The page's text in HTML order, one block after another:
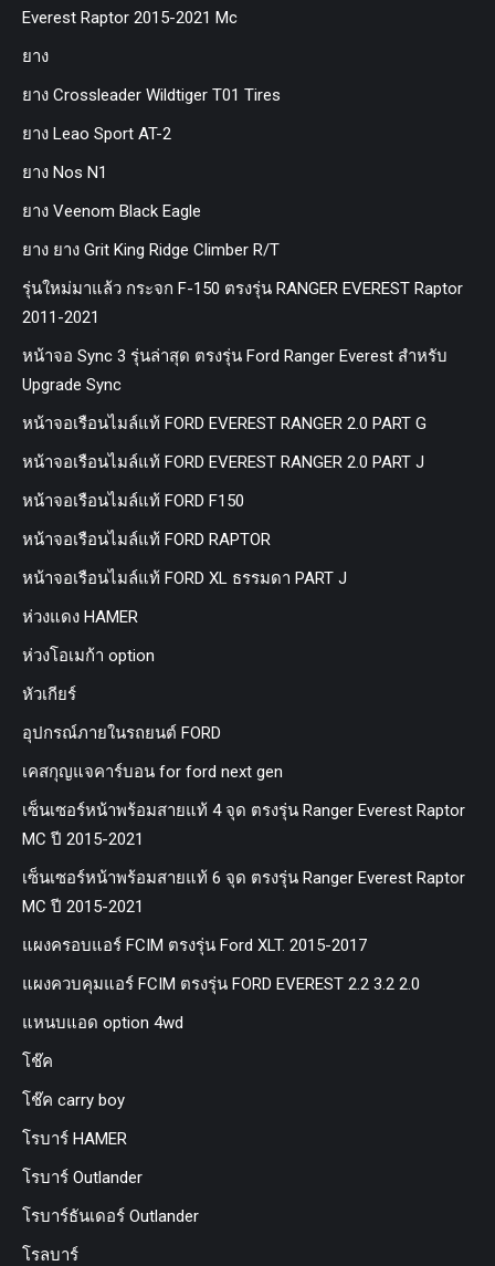
Everest Raptor 2015-2021 Mc
ยาง
ยาง Crossleader Wildtiger T01 Tires
ยาง Leao Sport AT-2
ยาง Nos N1
ยาง Veenom Black Eagle
ยาง ยาง Grit King Ridge Climber R/T
รุ่นใหม่มาแล้ว กระจก F-150 ตรงรุ่น RANGER EVEREST Raptor
2011-2021
หน้าจอ Sync 3 รุ่นล่าสุด ตรงรุ่น Ford Ranger Everest สำหรับ
Upgrade Sync
หน้าจอเรือนไมล์แท้ FORD EVEREST RANGER 2.0 PART G
หน้าจอเรือนไมล์แท้ FORD EVEREST RANGER 2.0 PART J
หน้าจอเรือนไมล์แท้ FORD F150
หน้าจอเรือนไมล์แท้ FORD RAPTOR
หน้าจอเรือนไมล์แท้ FORD XL ธรรมดา PART J
ห่วงแดง HAMER
ห่วงโอเมก้า option
หัวเกียร์
อุปกรณ์ภายในรถยนต์ FORD
เคสกุญแจคาร์บอน for ford next gen
เซ็นเซอร์หน้าพร้อมสายแท้ 4 จุด ตรงรุ่น Ranger Everest Raptor
MC ปี 2015-2021
เซ็นเซอร์หน้าพร้อมสายแท้ 6 จุด ตรงรุ่น Ranger Everest Raptor
MC ปี 2015-2021
แผงครอบแอร์ FCIM ตรงรุ่น Ford XLT. 2015-2017
แผงควบคุมแอร์ FCIM ตรงรุ่น FORD EVEREST 2.2 3.2 2.0
แหนบแอด option 4wd
โช๊ค
โช๊ค carry boy
โรบาร์ HAMER
โรบาร์ Outlander
โรบาร์ธันเดอร์ Outlander
โรลบาร์